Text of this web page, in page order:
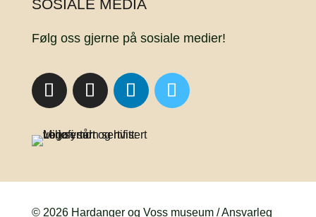
SOSIALE MEDIA
Følg oss gjerne på sosiale medier!
© 2026 Hardanger og Voss museum / Ansvarleg